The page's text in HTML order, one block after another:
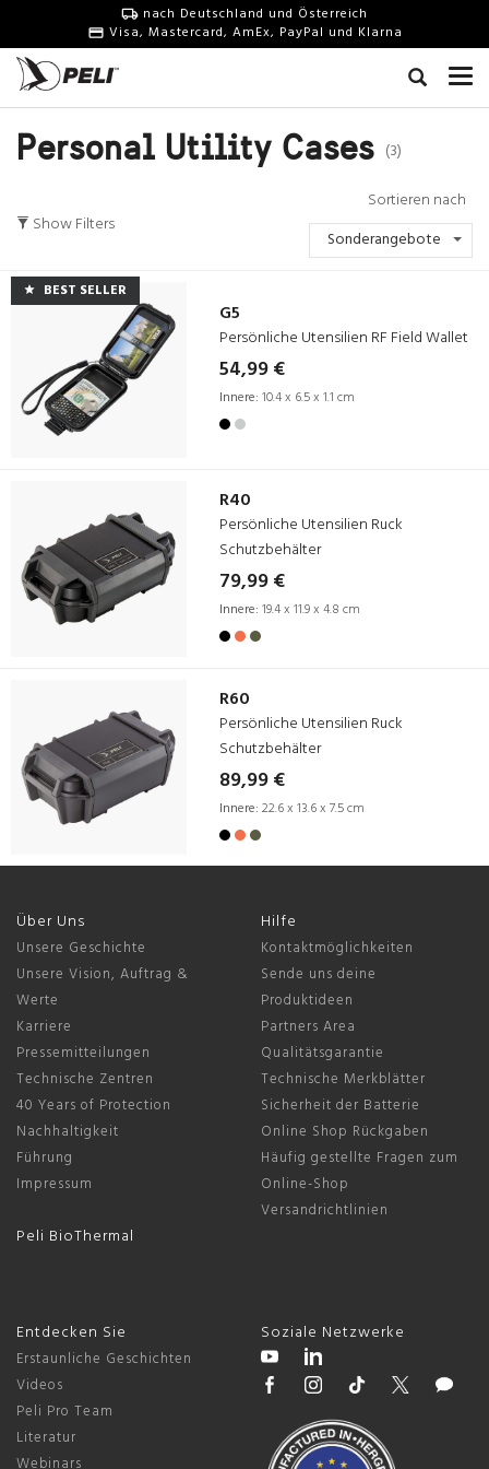
nach Deutschland und Österreich
Visa, Mastercard, AmEx, PayPal und Klarna
Personal Utility Cases (3)
Show Filters
Sortieren nach
Sonderangebote
BEST SELLER
G5
Persönliche Utensilien RF Field Wallet
54,99 €
Innere: 10.4 x 6.5 x 1.1 cm
R40
Persönliche Utensilien Ruck
Schutzbehälter
79,99 €
Innere: 19.4 x 11.9 x 4.8 cm
R60
Persönliche Utensilien Ruck
Schutzbehälter
89,99 €
Innere: 22.6 x 13.6 x 7.5 cm
Über Uns
Unsere Geschichte
Unsere Vision, Auftrag &
Werte
Karriere
Pressemitteilungen
Technische Zentren
40 Years of Protection
Nachhaltigkeit
Führung
Impressum
Peli BioThermal
Hilfe
Kontaktmöglichkeiten
Sende uns deine
Produktideen
Partners Area
Qualitätsgarantie
Technische Merkblätter
Sicherheit der Batterie
Online Shop Rückgaben
Häufig gestellte Fragen zum
Online-Shop
Versandrichtlinien
Entdecken Sie
Erstaunliche Geschichten
Videos
Peli Pro Team
Literatur
Soziale Netzwerke